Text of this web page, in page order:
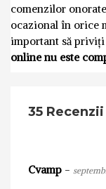
comenzilor
ocazional în orice
important să priviți
online nu este
35 Recenzii
Cvamp -